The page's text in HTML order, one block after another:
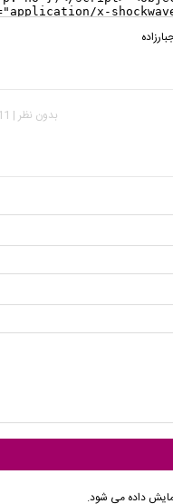
بدون نظر | 2,411 بازدید
داده می شود.